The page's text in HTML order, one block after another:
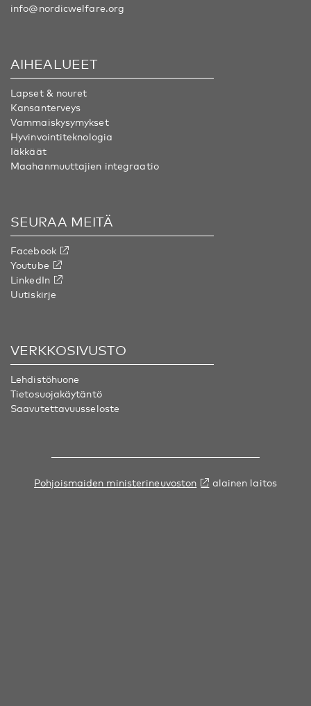
info@nordicwelfare.org
AIHEALUEET
Lapset & nouret
Kansanterveys
Vammaiskysymykset
Hyvinvointiteknologia
Iäkkäät
Maahanmuuttajien integraatio
SEURAA MEITÄ
Facebook
Youtube
LinkedIn
Uutiskirje
VERKKOSIVUSTO
Lehdistöhuone
Tietosuojakäytäntö
Saavutettavuusseloste
Pohjoismaiden ministerineuvoston alainen laitos